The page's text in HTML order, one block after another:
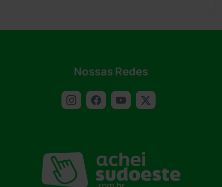
Nossas Redes